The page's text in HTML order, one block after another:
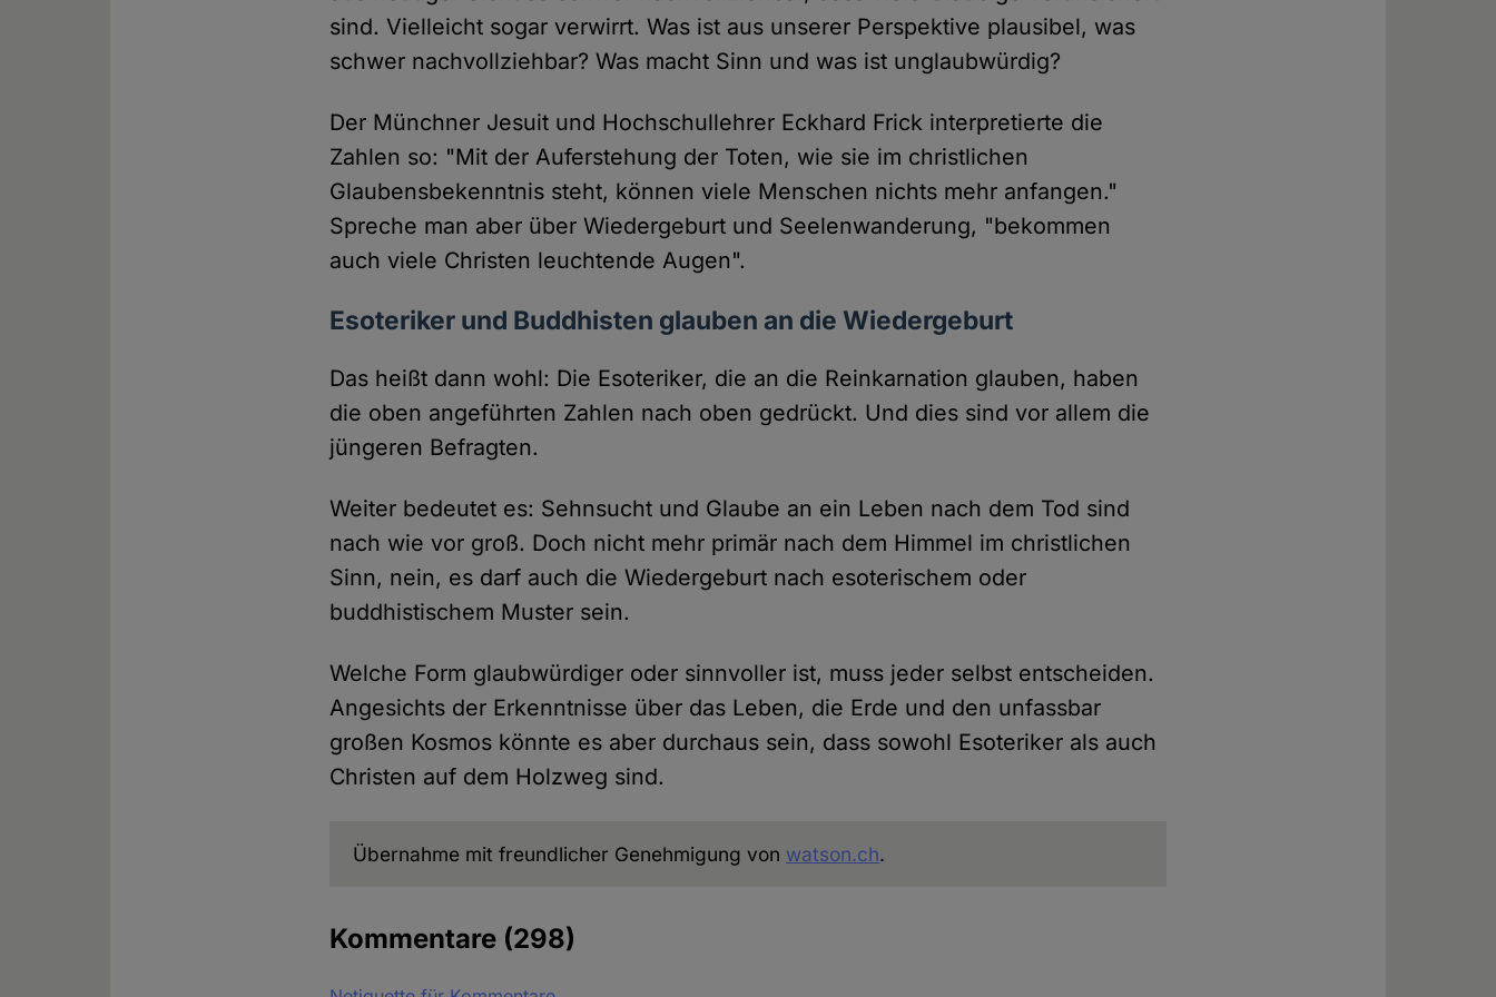
sind. Vielleicht sogar verwirrt. Was ist aus unserer Perspektive plausibel, was
schwer nachvollziehbar? Was macht Sinn und was ist unglaubwürdig?
Der Münchner Jesuit und Hochschullehrer Eckhard Frick interpretierte die
Zahlen so: "Mit der Auferstehung der Toten, wie sie im christlichen
Glaubensbekenntnis steht, können viele Menschen nichts mehr anfangen."
Spreche man aber über Wiedergeburt und Seelenwanderung, "bekommen
auch viele Christen leuchtende Augen".
Esoteriker und Buddhisten glauben an die Wiedergeburt
Das heißt dann wohl: Die Esoteriker, die an die Reinkarnation glauben, haben
die oben angeführten Zahlen nach oben gedrückt. Und dies sind vor allem die
jüngeren Befragten.
Weiter bedeutet es: Sehnsucht und Glaube an ein Leben nach dem Tod sind
nach wie vor groß. Doch nicht mehr primär nach dem Himmel im christlichen
Sinn, nein, es darf auch die Wiedergeburt nach esoterischem oder
buddhistischem Muster sein.
Welche Form glaubwürdiger oder sinnvoller ist, muss jeder selbst entscheiden.
Angesichts der Erkenntnisse über das Leben, die Erde und den unfassbar
großen Kosmos könnte es aber durchaus sein, dass sowohl Esoteriker als auch
Christen auf dem Holzweg sind.
Übernahme mit freundlicher Genehmigung von watson.ch.
Kommentare (298)